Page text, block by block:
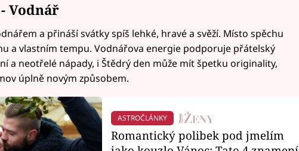
Vodnář
a přináší svátky spíš lehké, hravé a svěží. Místo spěchu
a vlastním tempu. Vodnářova energie podporuje přátelský
a neotřelé nápady, i Štědrý den může mít špetku originality,
úplně novým způsobem.
ASTROČLÁNKY
Romantický polibek pod jmelím